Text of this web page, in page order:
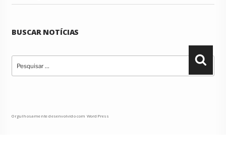
BUSCAR NOTÍCIAS
Pesquisar
por:
Orgulhosamente desenvolvido com WordPress